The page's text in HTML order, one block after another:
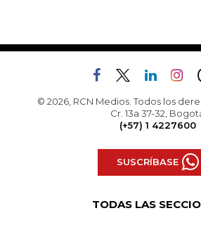
© 2026, RCN Medios. Todos los
Cr. 13a 37-32,
(+57) 1 4227600
SUSCRÍBASE
TODAS LAS